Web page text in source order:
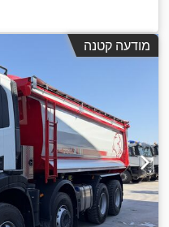
מודעה קטנה